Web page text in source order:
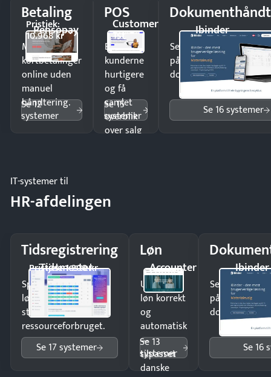
Betaling
Pensopay
Pristjek:
10.968 kr
Modtag
kortbetalinger
online uden
manuel
håndtering.
Se 12
systemer
POS
Customer
1st
Ekspedér
kunderne
hurtigere
og få
samlet
overblik
over salg
Se 15
systemer
Ibinder
Send kontrakter til
på minutter og mist
dokumenter.
Se 16 systemer
IT-systemer til
HR-afdelingen
Tidsregistrering
Tidsmester
Pristjek: 1.200 kr
Spar tid på
lønberegning og få
styr på
ressourceforbruget.
Se 17 systemer
Løn
Accounter
Udbetal
løn korrekt
og
automatisk
—
tilpasset
danske
Se 13
systemer
Ibinder
Send
på minutter
dokumenter.
Se 16